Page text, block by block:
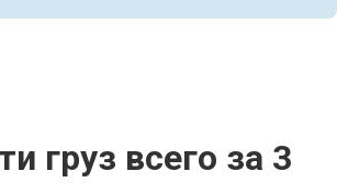
груз всего за 3